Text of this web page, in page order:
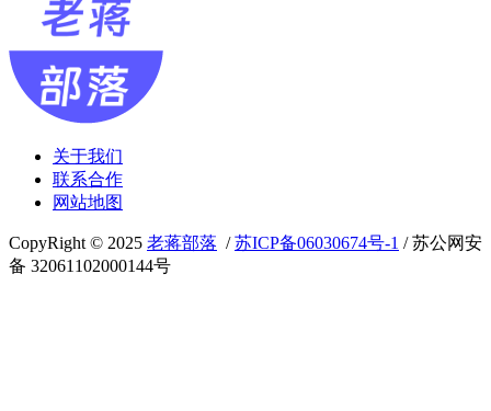
关于我们
联系合作
网站地图
CopyRight © 2025 老蒋部落 /苏ICP备06030674号-1 / 苏公网安
备 32061102000144号